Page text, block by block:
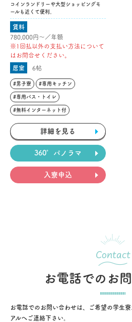
コインランドリーや大型ショッピングモ
ールも近くて便利。
賃料
780,000円〜／年額
※1回払以外の支払い方法について
はお問合せください。
居室 6帖
#男子寮 #専用キッチン
#専用バス・トイレ
#無料インターネット付
詳細を見る
360°パノラマ
入寮申込
Contact
お電話でのお
お電話でのお問い合わせは、ご希望の学生
アルへご連絡下さい。